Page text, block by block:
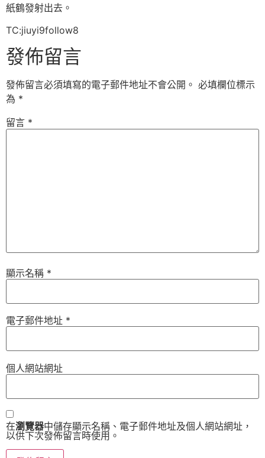
紙鶴發射出去。
TC:jiuyi9follow8
發佈留言
發佈留言必須填寫的電子郵件地址不會公開。 必填欄位標示
為 *
留言 *
顯示名稱 *
電子郵件地址 *
個人網站網址
在瀏覽器中儲存顯示名稱、電子郵件地址及個人網站網址，
以供下次發佈留言時使用。